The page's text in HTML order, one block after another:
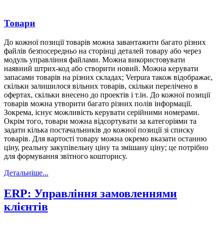
Товари
До кожної позиції товарів можна завантажити багато різних
файлів безпосередньо на сторінці деталей товару або через
модуль управління файлами. Можна використовувати
наявний штрих-код або створити новий. Можна керувати
запасами товарів на різних складах; Verpura також відображає,
скільки залишилося вільних товарів, скільки перелічено в
офертах, скільки внесено до проектів і т.ін. До кожної позиції
товарів можна утворити багато різних полів інформації.
Зокрема, існує можливість керувати серійними номерами.
Окрім того, товари можна відсортувати за категоріями та
задати кілька постачальників до кожної позиції зі списку
товарів. Для вартості товару можна окремо вказати останню
ціну, реальну закупівельну ціну та змішану ціну; це потрібно
для формування звітного кошторису.
Детальніше...
ERP: Управління замовленнями
клієнтів